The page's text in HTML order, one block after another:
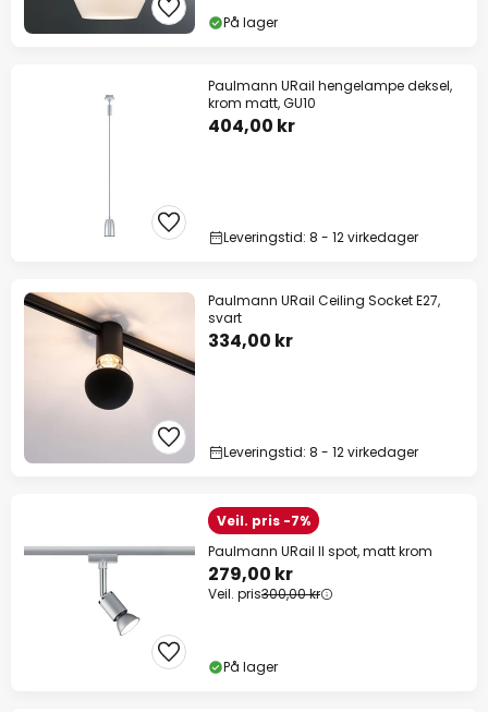
På lager
Paulmann URail hengelampe deksel,
krom matt, GU10
404,00 kr
Leveringstid: 8 - 12 virkedager
Paulmann URail Ceiling Socket E27,
svart
334,00 kr
Leveringstid: 8 - 12 virkedager
Veil. pris -7%
Paulmann URail II spot, matt krom
279,00 kr
Veil. pris300,00 kr
På lager